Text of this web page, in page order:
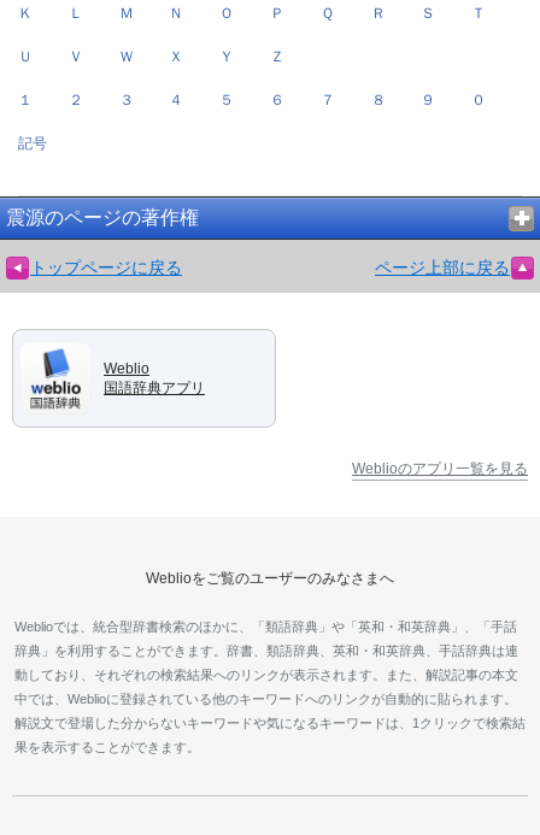
Ｋ Ｌ Ｍ Ｎ Ｏ Ｐ Ｑ Ｒ Ｓ Ｔ
Ｕ Ｖ Ｗ Ｘ Ｙ Ｚ
１ ２ ３ ４ ５ ６ ７ ８ ９ ０
記号
震源のページの著作権
トップページに戻る ページ上部に戻る
Weblio
国語辞典アプリ
Weblioのアプリ一覧を見る
Weblioをご覧のユーザーのみなさまへ
Weblioでは、統合型辞書検索のほかに、「類語辞典」や「英和・和英辞典」、「手話
辞典」を利用することができます。辞書、類語辞典、英和・和英辞典、手話辞典は連
動しており、それぞれの検索結果へのリンクが表示されます。また、解説記事の本文
中では、Weblioに登録されている他のキーワードへのリンクが自動的に貼られます。
解説文で登場した分からないキーワードや気になるキーワードは、1クリックで検索結
果を表示することができます。